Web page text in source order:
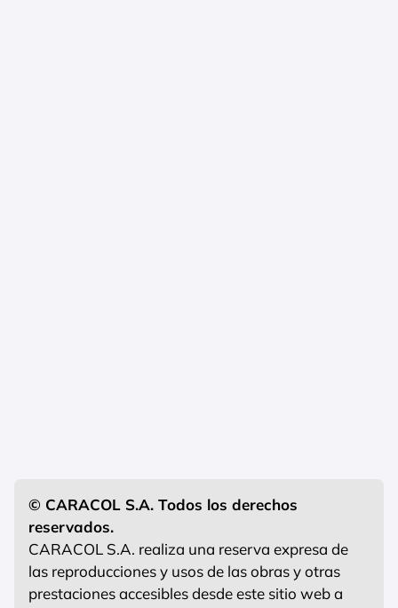
© CARACOL S.A. Todos los derechos
reservados.
CARACOL S.A. realiza una reserva expresa de
las reproducciones y usos de las obras y otras
prestaciones accesibles desde este sitio web a